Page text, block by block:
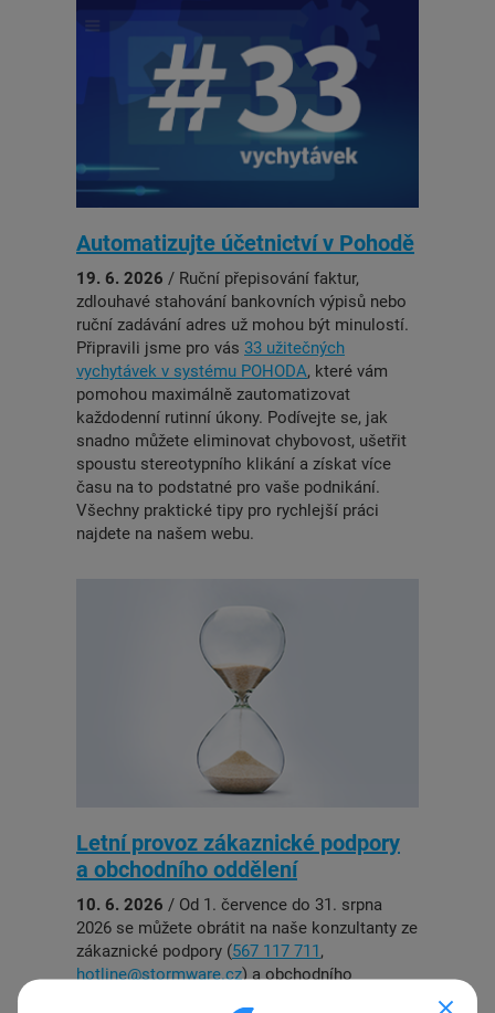
Automatizujte účetnictví v Pohodě
19. 6. 2026 / Ruční přepisování faktur,
zdlouhavé stahování bankovních výpisů nebo
ruční zadávání adres už mohou být minulostí.
Připravili jsme pro vás 33 užitečných
vychytávek v systému POHODA, které vám
pomohou maximálně zautomatizovat
každodenní rutinní úkony. Podívejte se, jak
snadno můžete eliminovat chybovost, ušetřit
spoustu stereotypního klikání a získat více
času na to podstatné pro vaše podnikání.
Všechny praktické tipy pro rychlejší práci
najdete na našem webu.
Letní provoz zákaznické podpory
a obchodního oddělení
10. 6. 2026 / Od 1. července do 31. srpna
2026 se můžete obrátit na naše konzultanty ze
zákaznické podpory (567 117 711,
hotline@stormware.cz) a obchodního